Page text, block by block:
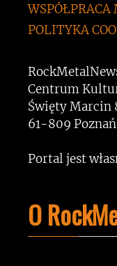
POLITYKA
Centrum
Święty Marcin
61-809 Poznań
Portal jest
O